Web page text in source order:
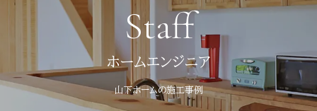
Staff
ホームエンジニア
山下ホームの施工事例